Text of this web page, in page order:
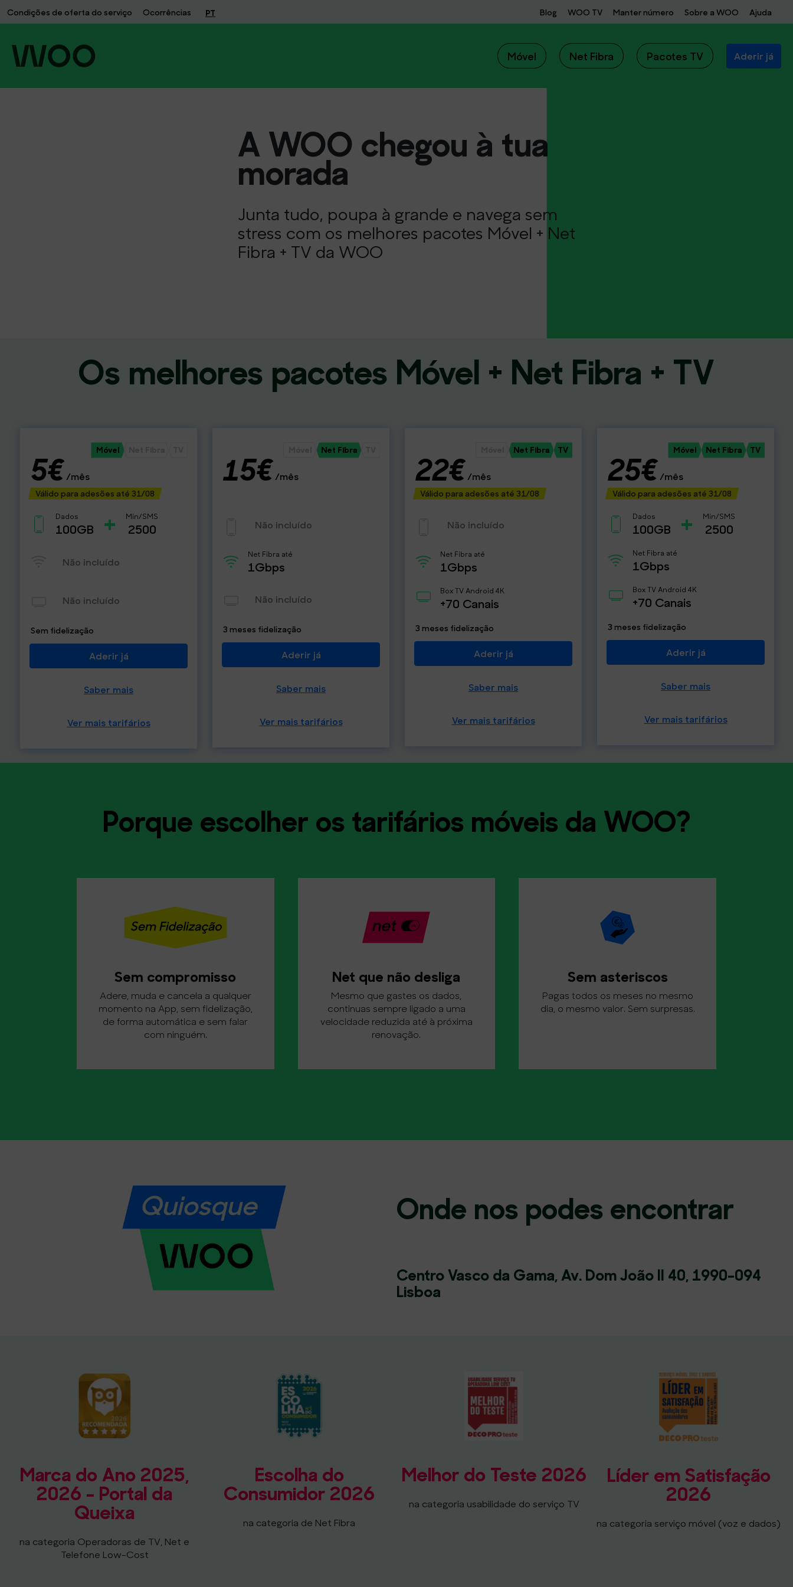
Condições de oferta do serviço Ocorrências PT Blog WOO TV Manter número Sobre a WOO Ajuda
Móvel Net Fibra Pacotes TV Aderir já
WOO
chegou
A WOO chegou à tua
morada
Junta tudo, poupa à grande e navega sem
stress com os melhores pacotes Móvel + Net
Fibra + TV da WOO
Os melhores pacotes Móvel + Net Fibra + TV
Móvel
5€ /mês
Válido para adesões até 31/08
Dados
100GB + Min/SMS
2500
Não incluído
Não incluído
Sem fidelização
Aderir já
Saber mais
Ver mais tarifários
Net Fibra
15€ /mês
Não incluído
Net Fibra até
1Gbps
Não incluído
3 meses fidelização
Aderir já
Saber mais
Ver mais tarifários
Net Fibra TV
22€ /mês
Válido para adesões até 31/08
Não incluído
Net Fibra até
1Gbps
Box TV Android 4K
+70 Canais
3 meses fidelização
Aderir já
Saber mais
Ver mais tarifários
Móvel Net Fibra TV
25€ /mês
Válido para adesões até 31/08
Dados
100GB + Min/SMS
2500
Net Fibra até
1Gbps
Box TV Android 4K
+70 Canais
3 meses fidelização
Aderir já
Saber mais
Ver mais tarifários
Porque escolher os tarifários móveis da WOO?
Sem compromisso
Adere, muda e cancela a qualquer
momento na App, sem fidelização,
de forma automática e sem falar
com ninguém.
Net que não desliga
Mesmo que gastes os dados,
continuas sempre ligado a uma
velocidade reduzida até à próxima
renovação.
Sem asteriscos
Pagas todos os meses no mesmo
dia, o mesmo valor. Sem surpresas.
Onde nos podes encontrar
Centro Vasco da Gama, Av. Dom João II 40, 1990-094
Lisboa
Marca do Ano 2025,
2026 - Portal da
Queixa
na categoria Operadoras de TV, Net e
Telefone Low-Cost
Escolha do
Consumidor 2026
na categoria de Net Fibra
Melhor do Teste 2026
na categoria usabilidade do serviço TV
Líder em Satisfação
2026
na categoria serviço móvel (voz e dados)